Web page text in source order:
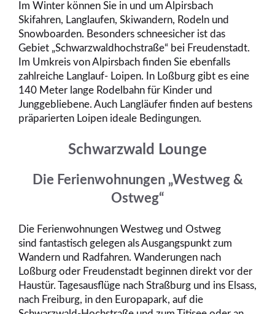
Im Winter können Sie in und um Alpirsbach
Skifahren, Langlaufen, Skiwandern, Rodeln und
Snowboarden. Besonders schneesicher ist das
Gebiet „Schwarzwaldhochstraße“ bei Freudenstadt.
Im Umkreis von Alpirsbach finden Sie ebenfalls
zahlreiche Langlauf- Loipen. In Loßburg gibt es eine
140 Meter lange Rodelbahn für Kinder und
Junggebliebene. Auch Langläufer finden auf bestens
präparierten Loipen ideale Bedingungen.
Schwarzwald Lounge
Die Ferienwohnungen „Westweg &
Ostweg“
Die Ferienwohnungen Westweg und Ostweg
sind fantastisch gelegen als Ausgangspunkt zum
Wandern und Radfahren. Wanderungen nach
Loßburg oder Freudenstadt beginnen direkt vor der
Haustür. Tagesausflüge nach Straßburg und ins Elsass,
nach Freiburg, in den Europapark, auf die